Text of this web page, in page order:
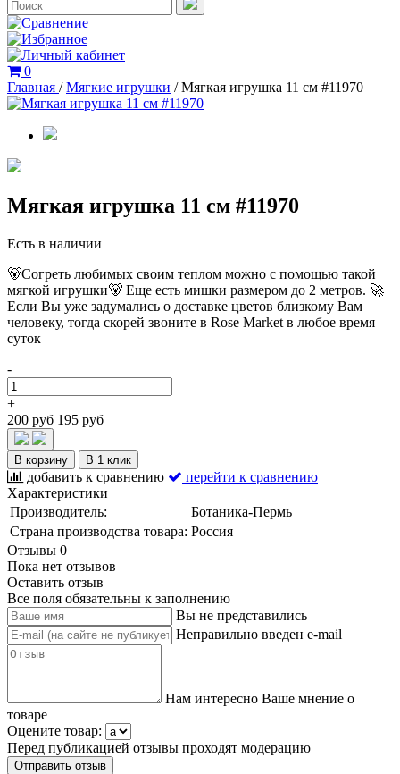
0
Главная /Мягкие игрушки /Мягкая игрушка 11 см #11970
Мягкая игрушка 11 см #11970
Есть в наличии
🐻Согреть любимых своим теплом можно с помощью такой
мягкой игрушки🐻 Еще есть мишки размером до 2 метров. 🚀
Если Вы уже задумались о доставке цветов близкому Вам
человеку, тогда скорей звоните в Rose Market в любое время
суток
-
+
200 руб 195 руб
В корзину В 1 клик
добавить к сравнению
перейти к сравнению
Характеристики
Производитель:
Ботаника-Пермь
Страна производства товара: Россия
Отзывы 0
Пока нет отзывов
Оставить отзыв
Все поля обязательны к заполнению
Вы не представились
Неправильно введен e-mail
Нам интересно Ваше мнение о
товаре
Оцените товар:
Перед публикацией отзывы проходят модерацию